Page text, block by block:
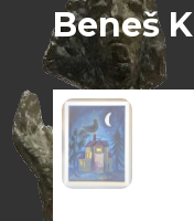
Beneš